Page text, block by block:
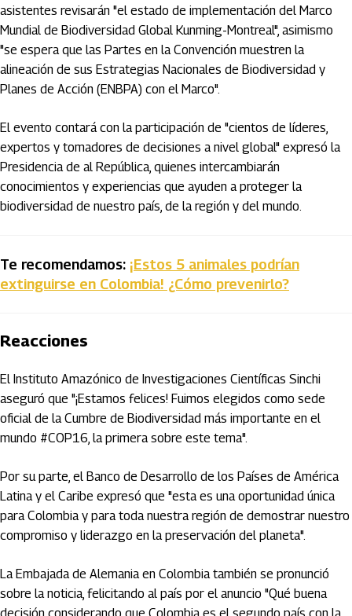
asistentes revisarán "el estado de implementación del Marco
Mundial de Biodiversidad Global Kunming-Montreal", asimismo
"se espera que las Partes en la Convención muestren la
alineación de sus Estrategias Nacionales de Biodiversidad y
Planes de Acción (ENBPA) con el Marco".
El evento contará con la participación de "cientos de líderes,
expertos y tomadores de decisiones a nivel global" expresó la
Presidencia de al República, quienes intercambiarán
conocimientos y experiencias que ayuden a proteger la
biodiversidad de nuestro país, de la región y del mundo.
Te recomendamos: ¡Estos 5 animales podrían
extinguirse en Colombia! ¿Cómo prevenirlo?
Reacciones
El Instituto Amazónico de Investigaciones Científicas Sinchi
aseguró que "¡Estamos felices! Fuimos elegidos como sede
oficial de la Cumbre de Biodiversidad más importante en el
mundo #COP16, la primera sobre este tema".
Por su parte, el Banco de Desarrollo de los Países de América
Latina y el Caribe expresó que "esta es una oportunidad única
para Colombia y para toda nuestra región de demostrar nuestro
compromiso y liderazgo en la preservación del planeta".
La Embajada de Alemania en Colombia también se pronunció
sobre la noticia, felicitando al país por el anuncio "Qué buena